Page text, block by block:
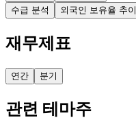
수급 분석
외국인 보유율 추이
재무제표
연간 분기
관련 테마주